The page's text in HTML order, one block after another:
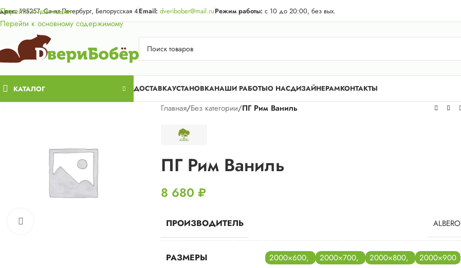
Перейти к навигации
Перейти к основному содержимому
Акция для жителей Лен. области! Бесплатная доставка в 50 км. от КАД.
195257, Санкт-Петербург, Белорусская 4Email: dveribober@mail.ruРежим работы: с 10 до 20:00, без вых.
КАТАЛОГ ДОСТАВКАУСТАНОВКАНАШИ РАБОТЫО НАСДИЗАЙНЕРАМКОНТАКТЫ
Главная/Без категории/ПГ Рим Ваниль
ПГ Рим Ваниль
8 680 ₽
ПРОИЗВОДИТЕЛЬ ALBERO
РАЗМЕРЫ 2000×600, 2000×700, 2000×800, 2000×900